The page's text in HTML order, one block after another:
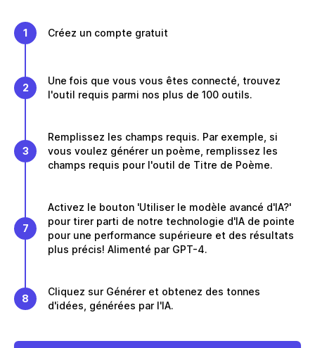
1 Créez un compte gratuit
2
Une fois que vous vous êtes connecté, trouvez
l'outil requis parmi nos plus de 100 outils.
3
Remplissez les champs requis. Par exemple, si
vous voulez générer un poème, remplissez les
champs requis pour l'outil de Titre de Poème.
7
Activez le bouton 'Utiliser le modèle avancé d'IA?'
pour tirer parti de notre technologie d'IA de pointe
pour une performance supérieure et des résultats
plus précis! Alimenté par GPT-4.
8
Cliquez sur Générer et obtenez des tonnes
d'idées, générées par l'IA.